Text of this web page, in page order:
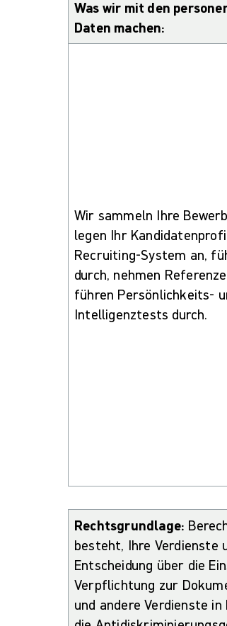
Was wir mit den
Daten machen:
Wir sammeln Ihre
legen Ihr
Recruiting-System an,
durch, nehmen
führen Persönlichkeits-
Intelligenztests durch.
Rechtsgrundlage:
besteht, Ihre Verdienste
Entscheidung über die
Verpflichtung zur
und andere Verdienste